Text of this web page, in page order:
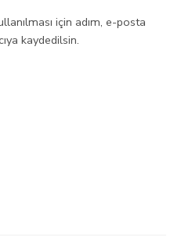
için adım, e-posta
kaydedilsin.